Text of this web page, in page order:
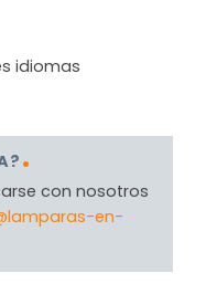
idiomas
con nosotros
en-